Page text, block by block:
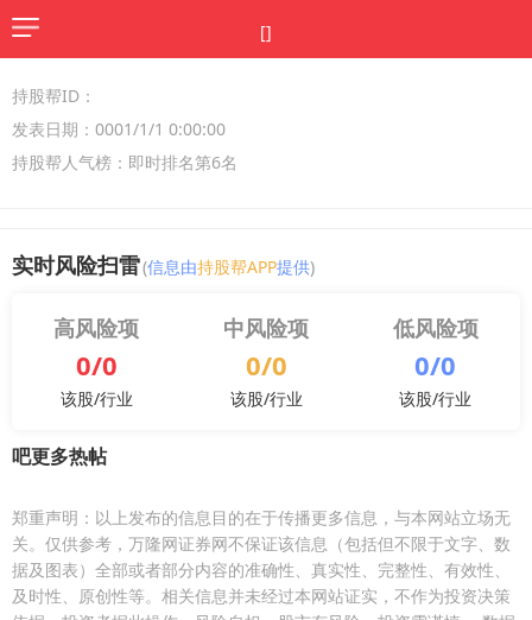
[]
持股帮ID：
发表日期：0001/1/1 0:00:00
持股帮人气榜：即时排名第6名
实时风险扫雷(信息由持股帮APP提供)
高风险项
0/0
该股/行业
中风险项
0/0
该股/行业
低风险项
0/0
该股/行业
吧更多热帖
郑重声明：以上发布的信息目的在于传播更多信息，与本网站立场无
关。仅供参考，万隆网证券网不保证该信息（包括但不限于文字、数
据及图表）全部或者部分内容的准确性、真实性、完整性、有效性、
及时性、原创性等。相关信息并未经过本网站证实，不作为投资决策